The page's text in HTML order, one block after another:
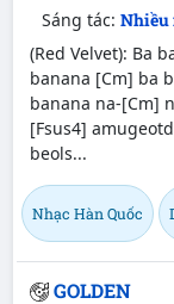
Sáng tác: Nhiều
(Red Velvet): Ba
banana [Cm] ba
banana na-[Cm]
[Fsus4]
beols...
Nhạc Hàn Quốc
GOLDEN